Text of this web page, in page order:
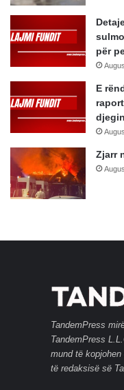
për
E
Zjarr
TandemPress
TandemPress
mund të kopjohen
të redaksisë së